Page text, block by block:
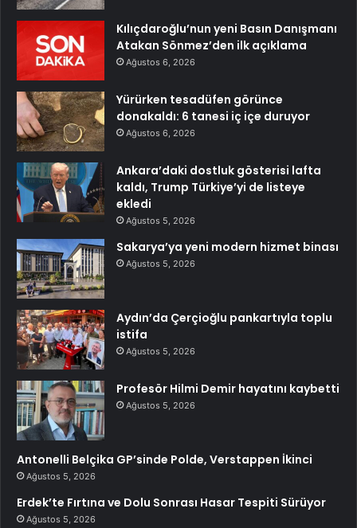
Kılıçdaroğlu’nun yeni Basın Danışmanı
Atakan Sönmez’den ilk açıklama
Ağustos 6, 2026
Yürürken tesadüfen görünce
donakaldı: 6 tanesi iç içe duruyor
Ağustos 6, 2026
Ankara’daki dostluk gösterisi lafta
kaldı, Trump Türkiye’yi de listeye
ekledi
Ağustos 5, 2026
Sakarya’ya yeni modern hizmet binası
Ağustos 5, 2026
Aydın’da Çerçioğlu pankartıyla toplu
istifa
Ağustos 5, 2026
Profesör Hilmi Demir hayatını kaybetti
Ağustos 5, 2026
Antonelli Belçika GP’sinde Polde, Verstappen İkinci
Ağustos 5, 2026
Erdek’te Fırtına ve Dolu Sonrası Hasar Tespiti Sürüyor
Ağustos 5, 2026